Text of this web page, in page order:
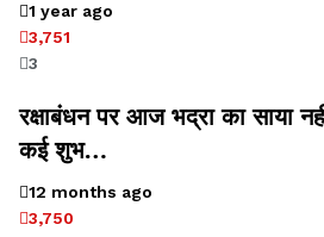
1 year ago
3,751
3
रक्षाबंधन पर आज भद्रा का साया
कई शुभ…
12 months ago
3,750